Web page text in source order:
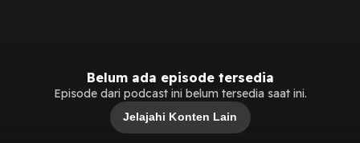
Belum ada episode tersedia
Episode dari podcast ini belum tersedia saat ini.
Jelajahi Konten Lain